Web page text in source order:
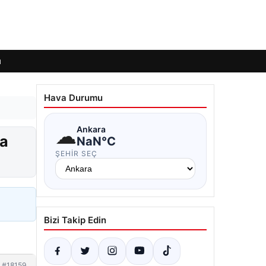
Hava Durumu
☁Ankara
NaN°C
ŞEHIR SEÇ
Bizi Takip Edin